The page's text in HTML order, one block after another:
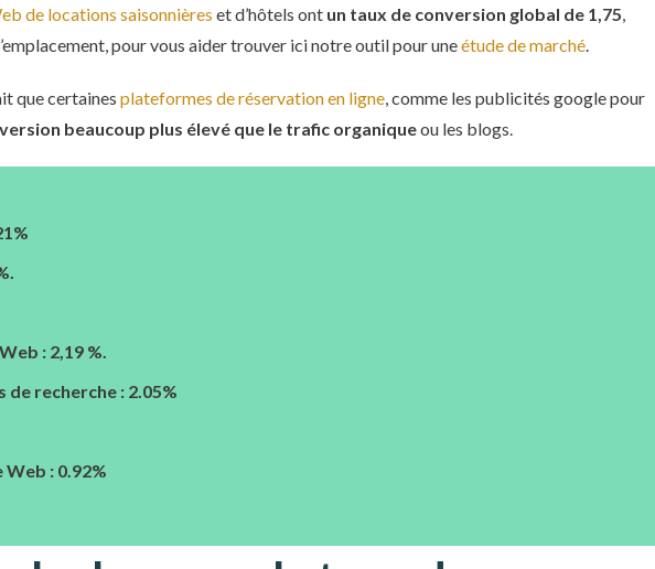
de locations saisonnières et d’hôtels ont un taux de conversion global de 1,75,
pour vous aider trouver ici notre outil pour uneétude de marché.
que certaines plateformes de réservation en ligne, comme les publicités google pour
beaucoup plus élevé que le trafic organiqueou les blogs.
: 2,19 %.
recherche : 2.05%
Web : 0.92%